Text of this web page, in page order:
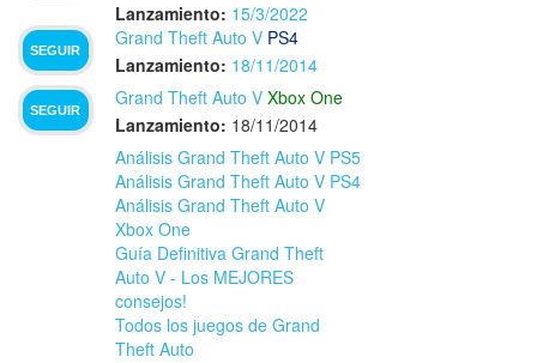
Lanzamiento: 15/3/2022
SEGUIR
Grand Theft Auto V PS4
Lanzamiento: 18/11/2014
SEGUIR
Grand Theft Auto V Xbox One
Lanzamiento: 18/11/2014
Análisis Grand Theft Auto V PS5
Análisis Grand Theft Auto V PS4
Análisis Grand Theft Auto V
Xbox One
Guía Definitiva Grand Theft
Auto V - Los MEJORES
consejos!
Todos los juegos de Grand
Theft Auto